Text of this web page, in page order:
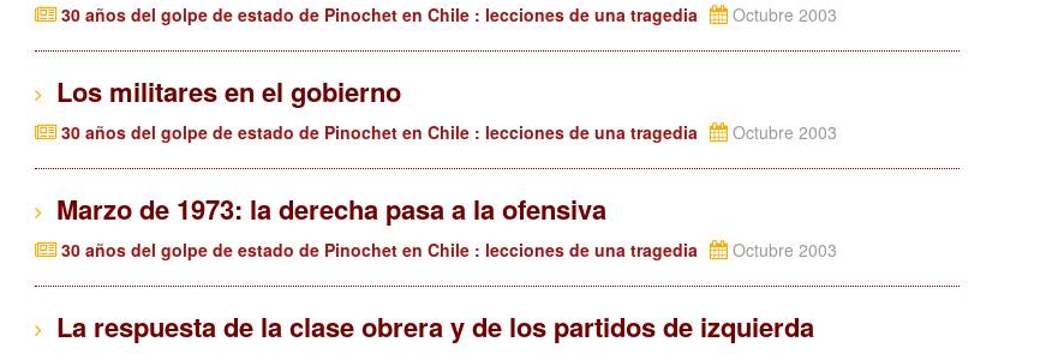
30 años del golpe de estado de Pinochet en Chile : lecciones de una tragedia Octubre 2003
Los militares en el gobierno
30 años del golpe de estado de Pinochet en Chile : lecciones de una tragedia Octubre 2003
Marzo de 1973: la derecha pasa a la ofensiva
30 años del golpe de estado de Pinochet en Chile : lecciones de una tragedia Octubre 2003
La respuesta de la clase obrera y de los partidos de izquierda